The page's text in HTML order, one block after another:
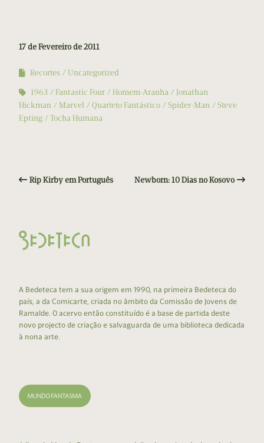
17 de Fevereiro de 2011
Recortes
Uncategorized
1963
Fantastic Four Homem-Aranha
Jonathan
Hickman
Marvel Quarteto Fantástico Spider-Man
Steve
Epting
Tocha Humana
Rip Kirby em Português Newborn: 10 Dias no Kosovo
A Bedeteca tem a sua origem em 1990, na primeira Bedeteca do
país, a da Comicarte, criada no âmbito da Comissão de Jovens de
Ramalde. O acervo então constituído é a base de partida deste
novo projecto de criação e salvaguarda de uma biblioteca dedicada
à nona arte.